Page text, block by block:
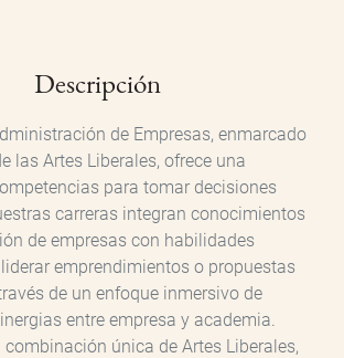
Descripción
de Empresas, enmarcado
las Artes Liberales, ofrece una
para tomar decisiones
carreras integran conocimientos
de empresas con habilidades
emprendimientos o propuestas
de un enfoque inmersivo de
entre empresa y academia.
combinación única de Artes Liberales,